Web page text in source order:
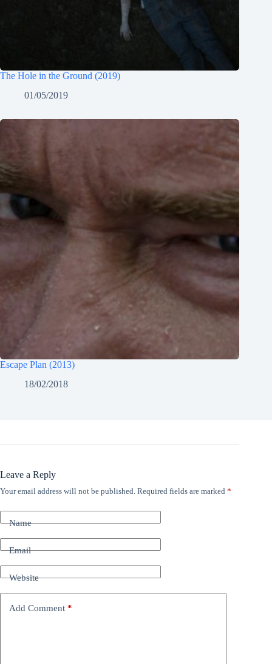
The Hole in the Ground (2019)
01/05/2019
Escape Plan (2013)
18/02/2018
Leave a Reply
Your email address will not be published. Required fields are marked *
Name
Email
Website
Add Comment *